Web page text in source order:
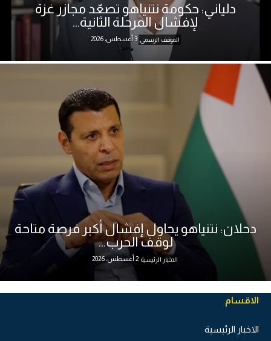
دلياني: حكومة نتنياهو تصعّد مجازر غزة
لإفشال المرحلة الثانية...
الموقف الرسمي 3 أغسطس، 2026
دحلان: نتنياهو يحاول إفشال أكبر فرصة متاحة
لوقف الحرب...
الاخبار الرئيسية 2 أغسطس، 2026
الاقسام
الاخبار الرئيسية